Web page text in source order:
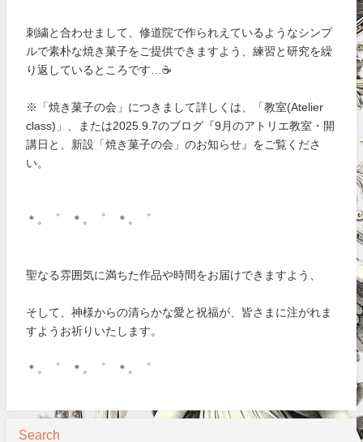
刺繍と合わせまして、修道院で作られえているようなシンプ
ルで素朴な焼き菓子をご提供できますよう、練習と研究を繰
り返しているところです…☕
※「焼き菓子の会」につきまして詳しくは、「教室(Atelier
class)」、または2025.9.7のブログ『9月のアトリエ教室・開
講日と、新設「焼き菓子の会」のお知らせ』をご覧くださ
い。
＊。゜ ＊。゜ ＊。゜
聖なる雰囲気に満ちた作品や時間をお届けできますよう、
そして、神様からの清らかな愛と祝福が、皆さまに注がれま
すようお祈りいたします。
＊。゜ ＊。゜ ＊。゜
Search